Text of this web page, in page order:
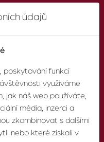
údajů
poskytování funkcí
využíváme
jak náš web používáte,
média, inzerci a
zkombinovat s dalšími
nebo které získali v